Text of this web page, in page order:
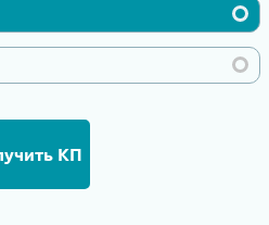
КП